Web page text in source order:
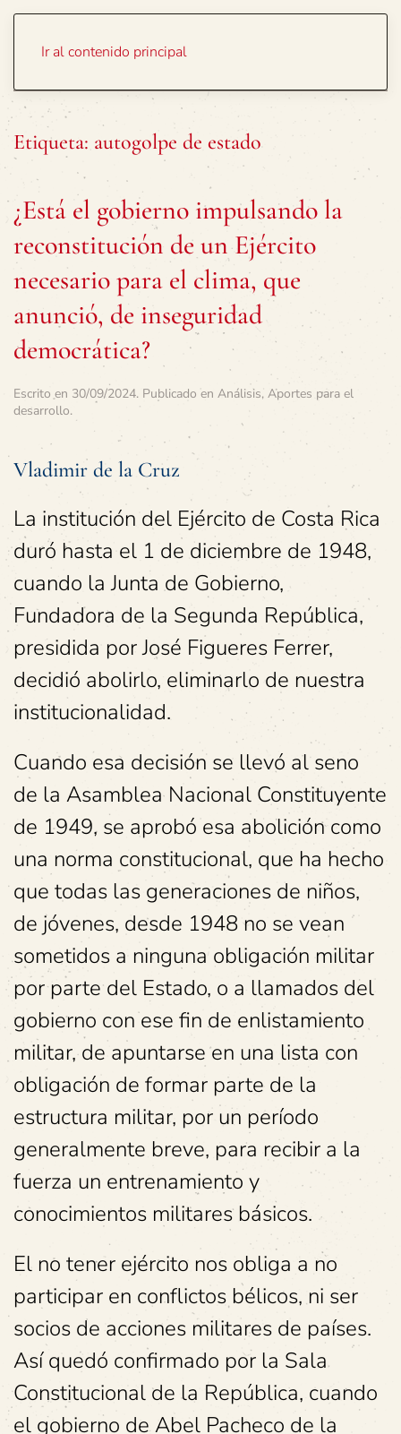
Ir al contenido principal
Etiqueta: autogolpe de estado
¿Está el gobierno impulsando la
reconstitución de un Ejército
necesario para el clima, que
anunció, de inseguridad
democrática?
Escrito en 30/09/2024. Publicado en Análisis, Aportes para el
desarrollo.
Vladimir de la Cruz
La institución del Ejército de Costa Rica
duró hasta el 1 de diciembre de 1948,
cuando la Junta de Gobierno,
Fundadora de la Segunda República,
presidida por José Figueres Ferrer,
decidió abolirlo, eliminarlo de nuestra
institucionalidad.
Cuando esa decisión se llevó al seno
de la Asamblea Nacional Constituyente
de 1949, se aprobó esa abolición como
una norma constitucional, que ha hecho
que todas las generaciones de niños,
de jóvenes, desde 1948 no se vean
sometidos a ninguna obligación militar
por parte del Estado, o a llamados del
gobierno con ese fin de enlistamiento
militar, de apuntarse en una lista con
obligación de formar parte de la
estructura militar, por un período
generalmente breve, para recibir a la
fuerza un entrenamiento y
conocimientos militares básicos.
El no tener ejército nos obliga a no
participar en conflictos bélicos, ni ser
socios de acciones militares de países.
Así quedó confirmado por la Sala
Constitucional de la República, cuando
el gobierno de Abel Pacheco de la